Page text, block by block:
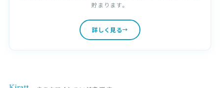
貯まります。
詳しく見る